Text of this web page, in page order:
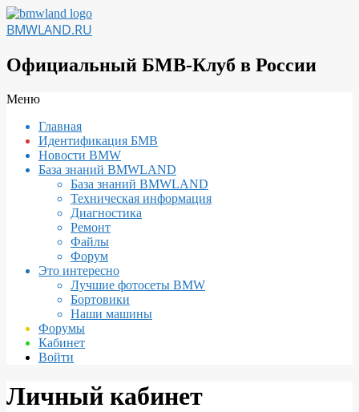
Перейти
к
BMWLAND.RU
Официальный БМВ-Клуб в России
Вторичное
навигации
Меню
Главная
Идентификация БМВ
Новости BMW
База знаний BMWLAND
База знаний BMWLAND
Техническая информация
Диагностика
Ремонт
Файлы
Форум
Это интересно
Лучшие фотосеты BMW
Бортовики
Наши машины
Форумы
Кабинет
Войти
Личный кабинет